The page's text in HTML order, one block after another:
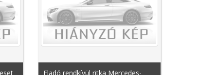
Eladó rendkívül ritka Mercedes-